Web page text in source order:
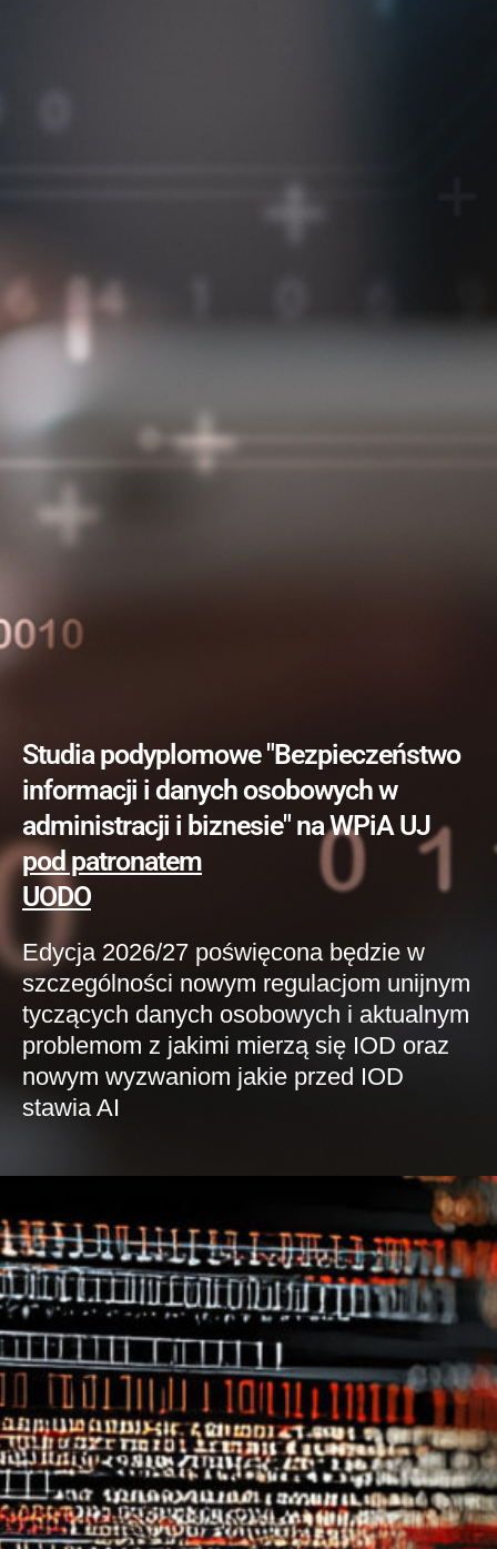
Studia podyplomowe "Bezpieczeństwo
informacji i danych osobowych w
administracji i biznesie" na WPiA UJ
pod patronatem
UODO
Edycja 2026/27 poświęcona będzie w
szczególności nowym regulacjom unijnym
tyczących danych osobowych i aktualnym
problemom z jakimi mierzą się IOD oraz
nowym wyzwaniom jakie przed IOD
stawia AI